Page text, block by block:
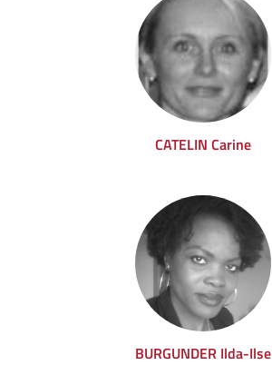
CATELIN Carine
BURGUNDER Ilda-Ilse